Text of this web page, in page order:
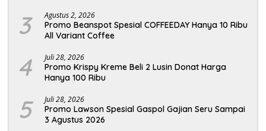
3 Agustus 2, 2026
Promo Beanspot Spesial COFFEEDAY Hanya 10 Ribu
All Variant Coffee
4 Juli 28, 2026
Promo Krispy Kreme Beli 2 Lusin Donat Harga
Hanya 100 Ribu
5 Juli 28, 2026
Promo Lawson Spesial Gaspol Gajian Seru Sampai
3 Agustus 2026